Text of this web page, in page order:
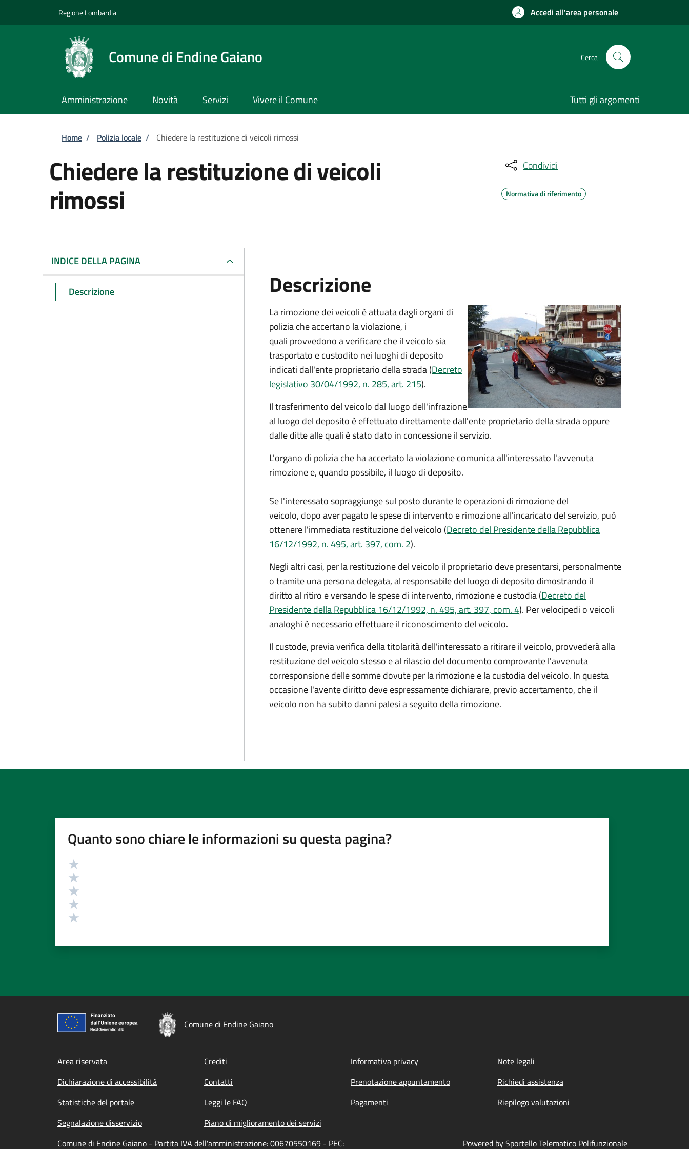
Regione Lombardia Accedi all'area personale
Comune di Endine Gaiano Cerca
Amministrazione Novità Servizi Vivere il Comune Tutti gli argomenti
Briciole di pane
Home / Polizia locale / Chiedere la restituzione di veicoli rimossi
Chiedere la restituzione di veicoli
rimossi
Condividi
Normativa di riferimento
INDICE DELLA PAGINA
Descrizione Descrizione
La rimozione dei veicoli è attuata dagli organi di
polizia che accertano la violazione, i
quali provvedono a verificare che il veicolo sia
trasportato e custodito nei luoghi di deposito
indicati dall'ente proprietario della strada (Decreto
legislativo 30/04/1992, n. 285, art. 215).
Il trasferimento del veicolo dal luogo dell'infrazione
al luogo del deposito è effettuato direttamente dall'ente proprietario della strada oppure
dalle ditte alle quali è stato dato in concessione il servizio.
L'organo di polizia che ha accertato la violazione comunica all'interessato l'avvenuta
rimozione e, quando possibile, il luogo di deposito.
Se l'interessato sopraggiunge sul posto durante le operazioni di rimozione del
veicolo, dopo aver pagato le spese di intervento e rimozione all'incaricato del servizio, può
ottenere l'immediata restituzione del veicolo (Decreto del Presidente della Repubblica
16/12/1992, n. 495, art. 397, com. 2).
Negli altri casi, per la restituzione del veicolo il proprietario deve presentarsi, personalmente
o tramite una persona delegata, al responsabile del luogo di deposito dimostrando il
diritto al ritiro e versando le spese di intervento, rimozione e custodia (Decreto del
Presidente della Repubblica 16/12/1992, n. 495, art. 397, com. 4). Per velocipedi o veicoli
analoghi è necessario effettuare il riconoscimento del veicolo.
Il custode, previa verifica della titolarità dell'interessato a ritirare il veicolo, provvederà alla
restituzione del veicolo stesso e al rilascio del documento comprovante l'avvenuta
corresponsione delle somme dovute per la rimozione e la custodia del veicolo. In questa
occasione l'avente diritto deve espressamente dichiarare, previo accertamento, che il
veicolo non ha subito danni palesi a seguito della rimozione.
Quanto sono chiare le informazioni su questa pagina?
Valutazione
Comune di Endine Gaiano
Footer menu
Area riservata Crediti Informativa privacy
Note legali
Dichiarazione di accessibilità
Contatti Prenotazione appuntamento
Richiedi assistenza
Statistiche del portale
Leggi le FAQ Pagamenti
Riepilogo valutazioni
Segnalazione disservizio
Piano di miglioramento dei servizi
Comune di Endine Gaiano - Partita IVA dell'amministrazione: 00670550169 - PEC:
Powered by Sportello Telematico Polifunzionale